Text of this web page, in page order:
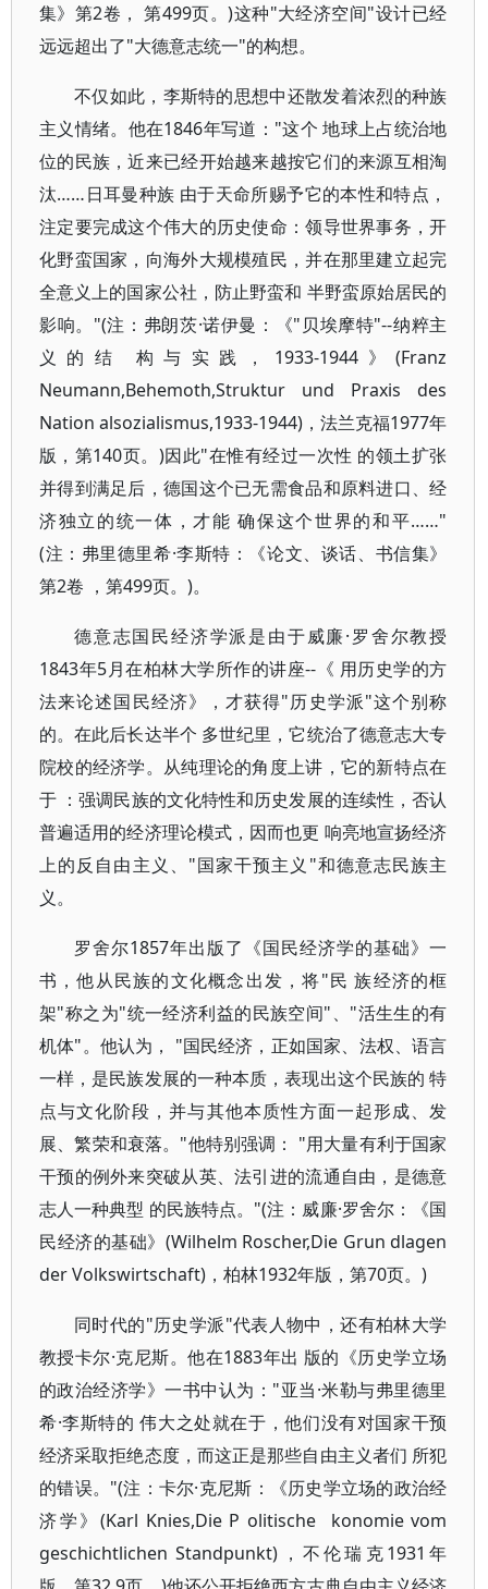
集》第2卷， 第499页。)这种"大经济空间"设计已经
远远超出了"大德意志统一"的构想。
不仅如此，李斯特的思想中还散发着浓烈的种族
主义情绪。他在1846年写道："这个 地球上占统治地
位的民族，近来已经开始越来越按它们的来源互相淘
汰……日耳曼种族 由于天命所赐予它的本性和特点，
注定要完成这个伟大的历史使命：领导世界事务，开
化野蛮国家，向海外大规模殖民，并在那里建立起完
全意义上的国家公社，防止野蛮和 半野蛮原始居民的
影响。"(注：弗朗茨·诺伊曼：《"贝埃摩特"--纳粹主
义的结 构与实践，1933-1944》(Franz
Neumann,Behemoth,Struktur und Praxis des
Nation alsozialismus,1933-1944)，法兰克福1977年
版，第140页。)因此"在惟有经过一次性 的领土扩张
并得到满足后，德国这个已无需食品和原料进口、经
济独立的统一体，才能 确保这个世界的和平……"
(注：弗里德里希·李斯特：《论文、谈话、书信集》
第2卷 ，第499页。)。
德意志国民经济学派是由于威廉·罗舍尔教授
1843年5月在柏林大学所作的讲座--《 用历史学的方
法来论述国民经济》，才获得"历史学派"这个别称
的。在此后长达半个 多世纪里，它统治了德意志大专
院校的经济学。从纯理论的角度上讲，它的新特点在
于 ：强调民族的文化特性和历史发展的连续性，否认
普遍适用的经济理论模式，因而也更 响亮地宣扬经济
上的反自由主义、"国家干预主义"和德意志民族主
义。
罗舍尔1857年出版了《国民经济学的基础》一
书，他从民族的文化概念出发，将"民 族经济的框
架"称之为"统一经济利益的民族空间"、"活生生的有
机体"。他认为， "国民经济，正如国家、法权、语言
一样，是民族发展的一种本质，表现出这个民族的 特
点与文化阶段，并与其他本质性方面一起形成、发
展、繁荣和衰落。"他特别强调： "用大量有利于国家
干预的例外来突破从英、法引进的流通自由，是德意
志人一种典型 的民族特点。"(注：威廉·罗舍尔：《国
民经济的基础》(Wilhelm Roscher,Die Grun dlagen
der Volkswirtschaft)，柏林1932年版，第70页。)
同时代的"历史学派"代表人物中，还有柏林大学
教授卡尔·克尼斯。他在1883年出 版的《历史学立场
的政治经济学》一书中认为："亚当·米勒与弗里德里
希·李斯特的 伟大之处就在于，他们没有对国家干预
经济采取拒绝态度，而这正是那些自由主义者们 所犯
的错误。"(注：卡尔·克尼斯：《历史学立场的政治经
济学》(Karl Knies,Die P olitische konomie vom
geschichtlichen Standpunkt)，不伦瑞克1931年